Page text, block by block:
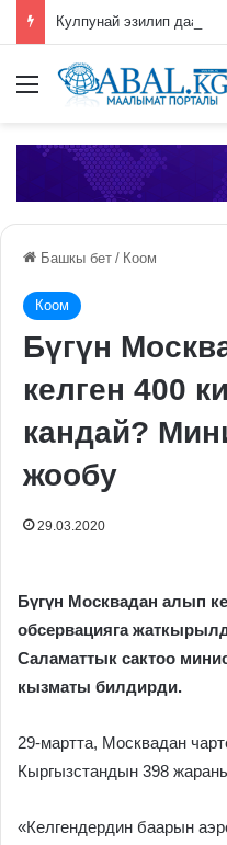
Меню
Башкы бет / Коом
Коом
Бүгүн
келген 400
кандай?
жообу
29.03.2020
Бүгүн Москвадан алып
обсервацияга
Саламаттык сактоо
кызматы билдирди.
29-мартта, Москвадан
Кыргызстандын 398
«Келгендердин баарын